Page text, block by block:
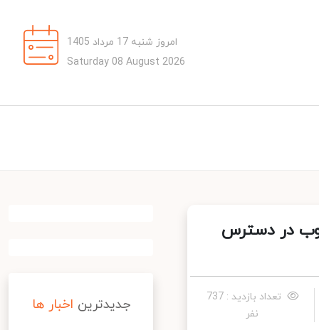
امروز شنبه 17 مرداد 1405
Saturday 08 August 2026
در دسترس
تعداد بازدید : 737
نفر
جدیدترین اخبار ها